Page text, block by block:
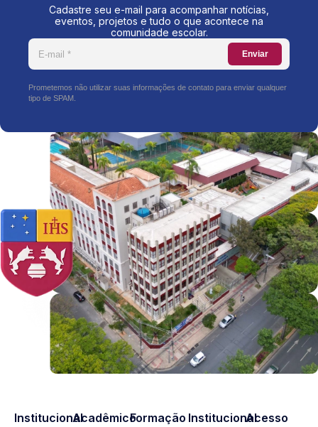
Cadastre seu e-mail para acompanhar notícias,
eventos, projetos e tudo o que acontece na
comunidade escolar.
Enviar
Prometemos não utilizar suas informações de contato para enviar qualquer
tipo de SPAM.
InstitucionalAcadêmicoFormação InstitucionalAcesso